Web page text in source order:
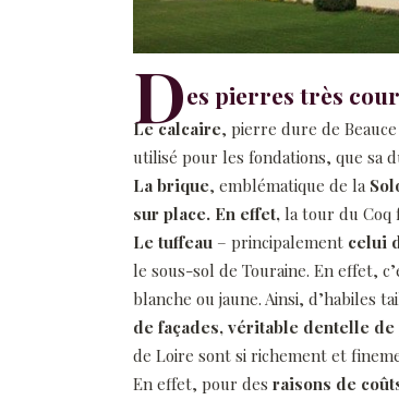
Des pierres très
Le calcaire, pierre dure de
utilisé pour les fondations, que sa
La brique, emblématique de la
sur place. En effet, la tour du Coq
Le tuffeau – principalement celui
le sous-sol de Touraine. En effet,
blanche ou jaune. Ainsi, d’habiles
de façades, véritable dentelle
de Loire sont si richement et
En effet, pour des raisons de